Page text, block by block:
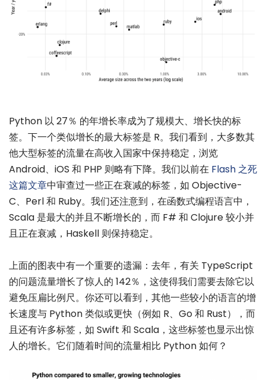
Python 以 27％ 的年增长率成为了规模大、增长快的标
签。下一个类似增长的最大标签是 R。我们看到，大多数其
他大型标签的流量在高收入国家中保持稳定，浏览
Android、iOS 和 PHP 则略有下降。我们以前在 Flash 之死
这篇文章中审查过一些正在衰减的标签，如 Objective-
C、Perl 和 Ruby。我们还注意到，在函数式编程语言中，
Scala 是最大的并且不断增长的，而 F# 和 Clojure 较小并
且正在衰减，Haskell 则保持稳定。
上面的图表中有一个重要的遗漏：去年，有关 TypeScript
的问题流量增长了惊人的 142％，这使得我们需要去除它以
避免压扁比例尺。你还可以看到，其他一些较小的语言的增
长速度与 Python 类似或更快（例如 R、Go 和 Rust），而
且还有许多标签，如 Swift 和 Scala，这些标签也显示出惊
人的增长。它们随着时间的流量相比 Python 如何？